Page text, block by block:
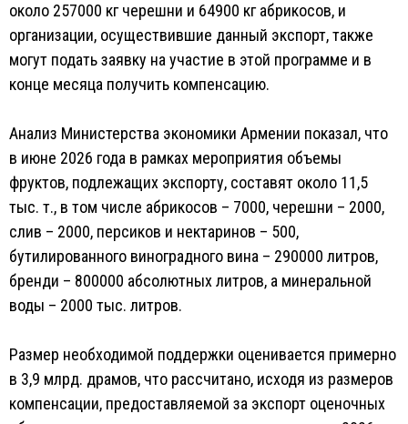
около 257000 кг черешни и 64900 кг абрикосов, и
организации, осуществившие данный экспорт, также
могут подать заявку на участие в этой программе и в
конце месяца получить компенсацию.
Анализ Министерства экономики Армении показал, что
в июне 2026 года в рамках мероприятия объемы
фруктов, подлежащих экспорту, составят около 11,5
тыс. т., в том числе абрикосов – 7000, черешни – 2000,
слив – 2000, персиков и нектаринов – 500,
бутилированного виноградного вина – 290000 литров,
бренди – 800000 абсолютных литров, а минеральной
воды – 2000 тыс. литров.
Размер необходимой поддержки оценивается примерно
в 3,9 млрд. драмов, что рассчитано, исходя из размеров
компенсации, предоставляемой за экспорт оценочных